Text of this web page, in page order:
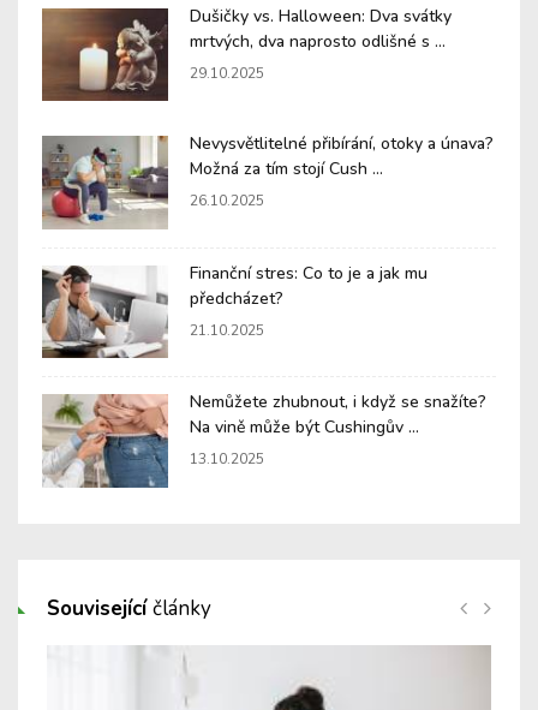
Dušičky vs. Halloween: Dva svátky
mrtvých, dva naprosto odlišné s ...
29.10.2025
Nevysvětlitelné přibírání, otoky a únava?
Možná za tím stojí Cush ...
26.10.2025
Finanční stres: Co to je a jak mu
předcházet?
21.10.2025
Nemůžete zhubnout, i když se snažíte?
Na vině může být Cushingův ...
13.10.2025
Souvisejícíčlánky